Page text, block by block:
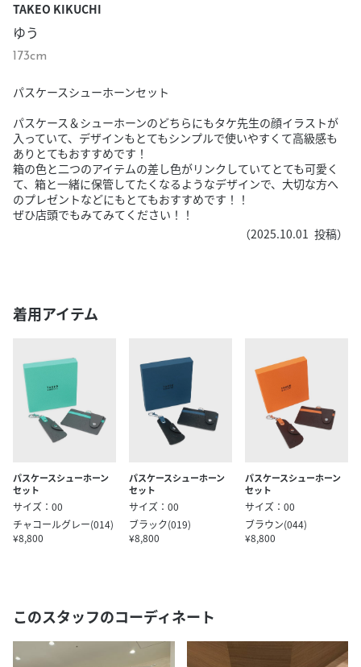
TAKEO KIKUCHI
ゆう
173cm
パスケースシューホーンセット
パスケース＆シューホーンのどちらにもタケ先生の顔イラストが
入っていて、デザインもとてもシンプルで使いやすくて高級感も
ありとてもおすすめです！
箱の色と二つのアイテムの差し色がリンクしていてとても可愛く
て、箱と一緒に保管してたくなるようなデザインで、大切な方へ
のプレゼントなどにもとてもおすすめです！！
ぜひ店頭でもみてみてください！！
（2025.10.01 投稿）
着用アイテム
パスケースシューホーン
セット
サイズ：00
チャコールグレー(014)
¥8,800
パスケースシューホーン
セット
サイズ：00
ブラック(019)
¥8,800
パスケースシューホーン
セット
サイズ：00
ブラウン(044)
¥8,800
このスタッフのコーディネート